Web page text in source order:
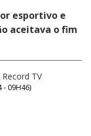
esportivo e
aceitava o fim
TV
- 09H46)